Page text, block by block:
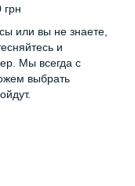
грн
или вы не знаете,
и
Мы всегда с
выбрать